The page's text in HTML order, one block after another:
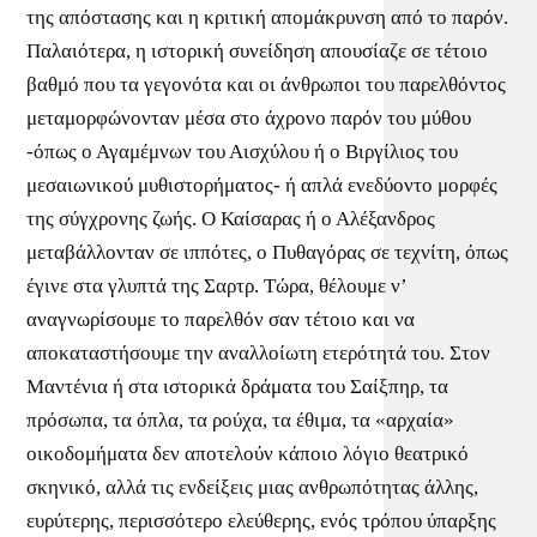
της απόστασης και η κριτική απομάκρυνση από το παρόν.
Παλαιότερα, η ιστορική συνείδηση απουσίαζε σε τέτοιο
βαθμό που τα γεγονότα και οι άνθρωποι του παρελθόντος
μεταμορφώνονταν μέσα στο άχρονο παρόν του μύθου
-όπως ο Αγαμέμνων του Αισχύλου ή ο Βιργίλιος του
μεσαιωνικού μυθιστορήματος- ή απλά ενεδύοντο μορφές
της σύγχρονης ζωής. Ο Καίσαρας ή ο Αλέξανδρος
μεταβάλλονταν σε ιππότες, ο Πυθαγόρας σε τεχνίτη, όπως
έγινε στα γλυπτά της Σαρτρ. Τώρα, θέλουμε ν’
αναγνωρίσουμε το παρελθόν σαν τέτοιο και να
αποκαταστήσουμε την αναλλοίωτη ετερότητά του. Στον
Μαντένια ή στα ιστορικά δράματα του Σαίξπηρ, τα
πρόσωπα, τα όπλα, τα ρούχα, τα έθιμα, τα «αρχαία»
οικοδομήματα δεν αποτελούν κάποιο λόγιο θεατρικό
σκηνικό, αλλά τις ενδείξεις μιας ανθρωπότητας άλλης,
ευρύτερης, περισσότερο ελεύθερης, ενός τρόπου ύπαρξης